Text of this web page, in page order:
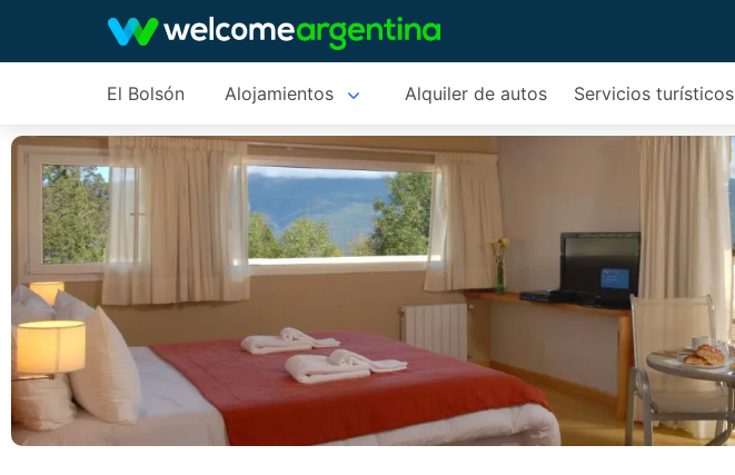
El Bolsón Alojamientos Alquiler de autos Servicios turísticos